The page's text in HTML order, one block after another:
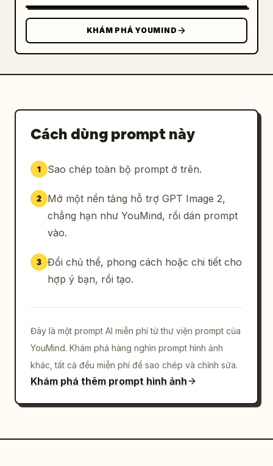
KHÁM PHÁ YOUMIND
Cách dùng prompt này
1 Sao chép toàn bộ prompt ở trên.
2
Mở một nền tảng hỗ trợ GPT Image 2,
chẳng hạn như YouMind, rồi dán prompt
vào.
3 Đổi chủ thể, phong cách hoặc chi tiết cho
hợp ý bạn, rồi tạo.
Đây là một prompt AI miễn phí từ thư viện prompt của
YouMind. Khám phá hàng nghìn prompt hình ảnh
khác, tất cả đều miễn phí để sao chép và chỉnh sửa.
Khám phá thêm prompt hình ảnh